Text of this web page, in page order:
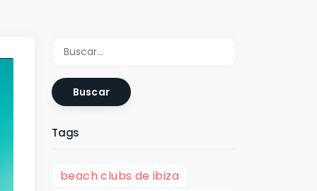
Buscar
Tags
beach clubs de ibiza